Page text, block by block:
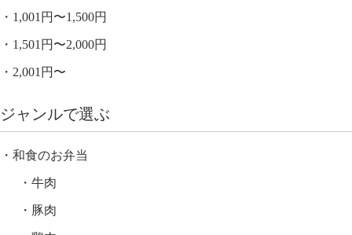
1,001円〜1,500円
1,501円〜2,000円
2,001円〜
ジャンルで選ぶ
和食のお弁当
牛肉
豚肉